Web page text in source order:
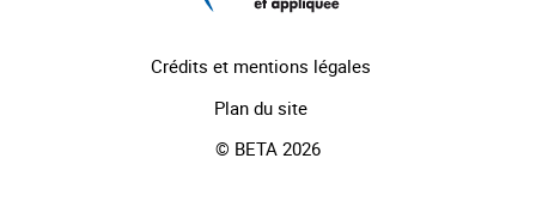
Crédits et mentions légales
Plan du site
© BETA 2026